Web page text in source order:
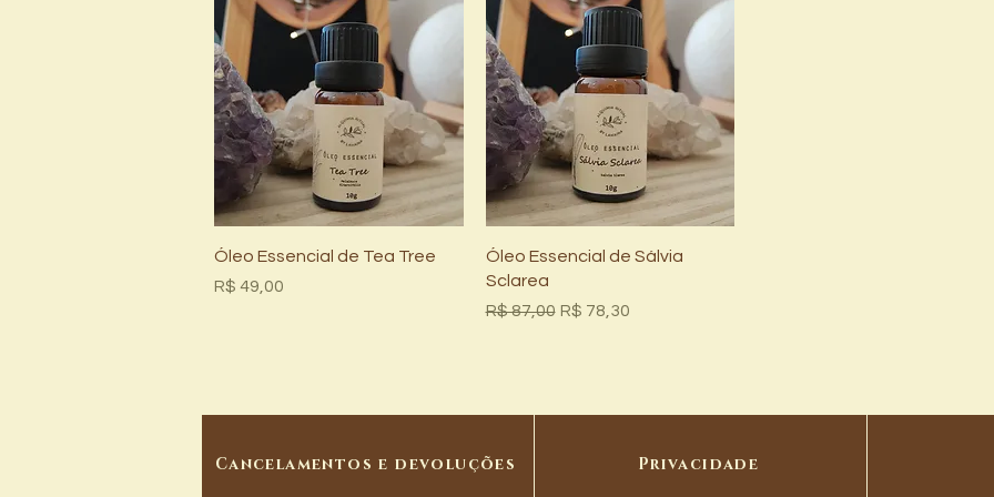
Visualização rápida
Óleo Essencial de Tea Tree
Preço
R$ 49,00
Visualização rápida
Óleo Essencial de Sálvia
Sclarea
Preço normal
R$ 87,00 Preço promocional
R$ 78,30
Cancelamentos e devoluções Privacidade